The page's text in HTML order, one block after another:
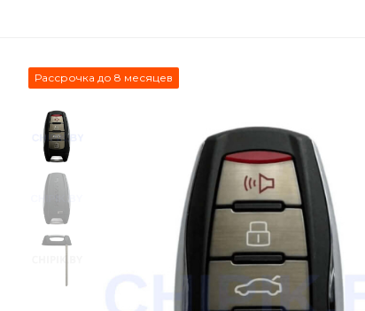
Рассрочка до 8 месяцев